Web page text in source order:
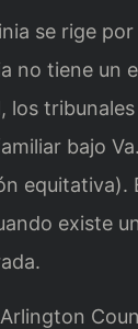
se rige
no tiene un
los
bajo
equitativa).
existe